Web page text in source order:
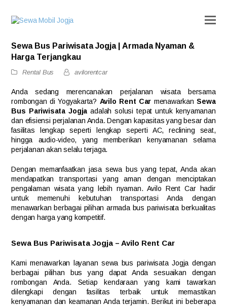
Sewa Bus Pariwisata Jogja | Armada Nyaman &
Harga Terjangkau
Rental Bus avilorentcar
Anda sedang merencanakan perjalanan wisata bersama
rombongan di Yogyakarta? Avilo Rent Car menawarkanSewa
Bus Pariwisata Jogjaadalah solusi tepat untuk kenyamanan
dan efisiensi perjalanan Anda. Dengan kapasitas yang besar dan
fasilitas lengkap seperti lengkap seperti AC, reclining seat,
hingga audio-video, yang memberikan kenyamanan selama
perjalanan akan selalu terjaga.
Dengan memanfaatkan jasa sewa bus yang tepat, Anda akan
mendapatkan transportasi yang aman dengan menciptakan
pengalaman wisata yang lebih nyaman. Avilo Rent Car hadir
untuk memenuhi kebutuhan transportasi Anda dengan
menawarkan berbagai pilihan armada bus pariwisata berkualitas
dengan harga yang kompetitif.
Sewa Bus Pariwisata Jogja – Avilo Rent Car
Kami menawarkan layanan sewa bus pariwisata Jogja dengan
berbagai pilihan bus yang dapat Anda sesuaikan dengan
rombongan Anda. Setiap kendaraan yang kami tawarkan
dilengkapi dengan fasilitas terbaik untuk memastikan
kenyamanan dan keamanan Anda terjamin. Berikut ini beberapa